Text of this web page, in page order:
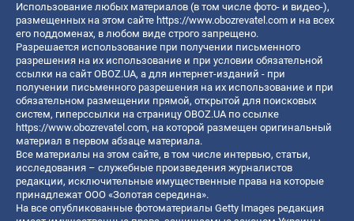
Использование любых материалов (в том числе фото- и видео-),
размещенных на этом сайте https://www.obozrevatel.com и на всех
его поддоменах, в любом виде строго запрещено.
Разрешается использование при получении письменного
разрешения на их использование и при условии обязательной
ссылки на сайт OBOZ.UA, а для интернет-изданий - при
получении письменного разрешения на их использование и при
обязательном размещении прямой, открытой для поисковых
систем, гиперссылки на страницу OBOZ.UA по ссылке
https://www.obozrevatel.com, на которой размещен оригинальный
материал в первом абзаце материала.
Все материалы на этом сайте, в том числе интервью, статьи,
исследования – служебные произведения журналистов
редакции, исключительные имущественные права на которые
принадлежат ООО «Золотая середина».
На все опубликованные фотоматериалы Getty Images редакция